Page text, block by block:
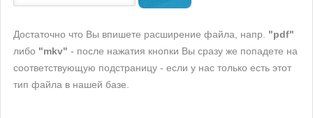
Достаточно что Вы впишете расширение файла, напр. "pdf"
либо "mkv" - после нажатия кнопки Вы сразу же попадете на
соответствующую подстраницу - если у нас только есть этот
тип файла в нашей базе.